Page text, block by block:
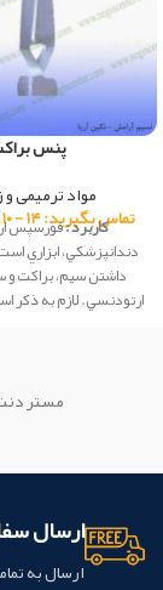
پنس
مواد ترمیمی و
تماس بگیرید: ۱۴ - ۰۲۱۶۶۵۸۳۸۱۰
کاربرد :فورسپس
دندانپزشكي، ابزاري
داشتن سيم، براکت و
ارتودنسي. لازم به ذکر
مستر
ارسال
ارسال به